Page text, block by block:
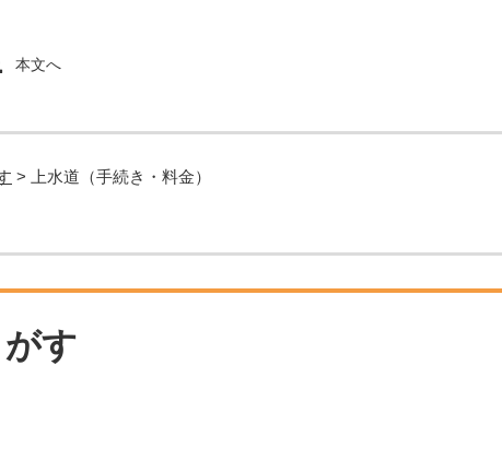
本文へ
> 上水道（手続き・料金）
す